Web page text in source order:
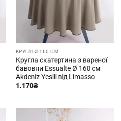
КРУГЛІ Ø 160 СМ
Кругла скатертина з вареної
бавовни Essualte Ø 160 см
Akdeniz Yesili від Limasso
1.170₴